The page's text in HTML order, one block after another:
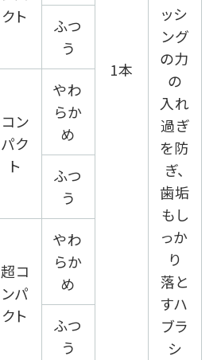
1本
ッシ
ング
の力
の
入れ
過ぎ
を防
ぎ、
歯垢
もし
っか
り
落と
すハ
ブラ
シ
クト
ふつ
う
コン
パク
ト
やわ
らか
め
ふつ
う
超コ
ンパ
クト
やわ
らか
め
ふつ
う